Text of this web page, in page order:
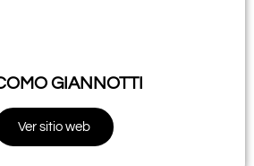
GIANNOTTI
Ver sitio web